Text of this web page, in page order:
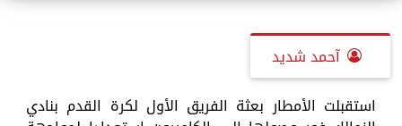
آحمد شديد
استقبلت الأمطار بعثة الفريق الأول لكرة القدم بنادي